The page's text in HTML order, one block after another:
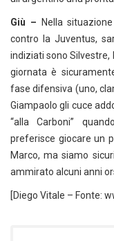
Giù –
Nella
contro la Juventus,
indiziati sono Silvestre,
giornata è
fase difensiva (uno,
Giampaolo gli cuce
“alla Carboni”
preferisce giocare un
Marco, ma siamo
ammirato alcuni anni
[Diego Vitale – Fonte: